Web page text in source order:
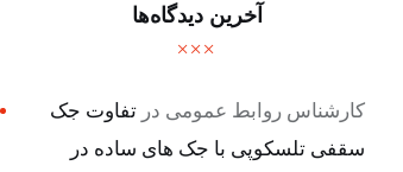
آخرین دیدگاه‌ها
کارشناس روابط عمومی در تفاوت جک
سقفی تلسکوپی با جک های ساده در